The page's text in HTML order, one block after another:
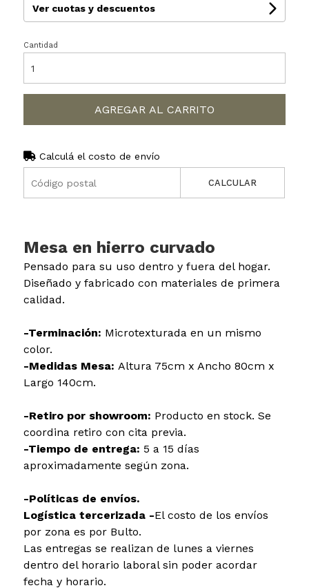
Ver cuotas y descuentos
Cantidad
AGREGAR AL CARRITO
Calculá el costo de envío
CALCULAR
Mesa en hierro curvado
Pensado para su uso dentro y fuera del hogar.
Diseñado y fabricado con materiales de primera
calidad.
-Terminación: Microtexturada en un mismo
color.
-Medidas Mesa: Altura 75cm x Ancho 80cm x
Largo 140cm.
-Retiro por showroom: Producto en stock. Se
coordina retiro con cita previa.
-Tiempo de entrega: 5 a 15 días
aproximadamente según zona.
-Políticas de envíos.
Logística tercerizada -El costo de los envíos
por zona es por Bulto.
Las entregas se realizan de lunes a viernes
dentro del horario laboral sin poder acordar
fecha y horario.